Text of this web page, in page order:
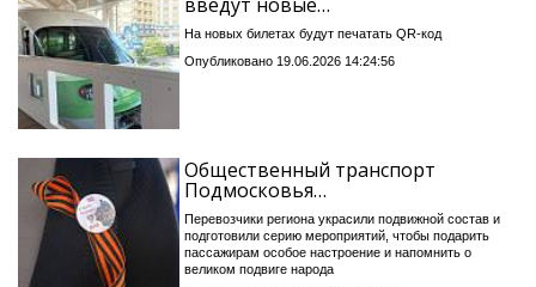
На новых билетах будут печатать QR-код
Опубликовано 19.06.2026 14:24:56
Общественный транспорт
Подмосковья…
Перевозчики региона украсили подвижной состав и
подготовили серию мероприятий, чтобы подарить
пассажирам особое настроение и напомнить о
великом подвиге народа